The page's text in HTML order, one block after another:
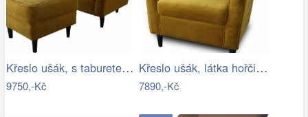
Křeslo ušák, s taburetem, látka…
9750,-Kč
Křeslo ušák, látka hořčicová, Charlot…
7890,-Kč